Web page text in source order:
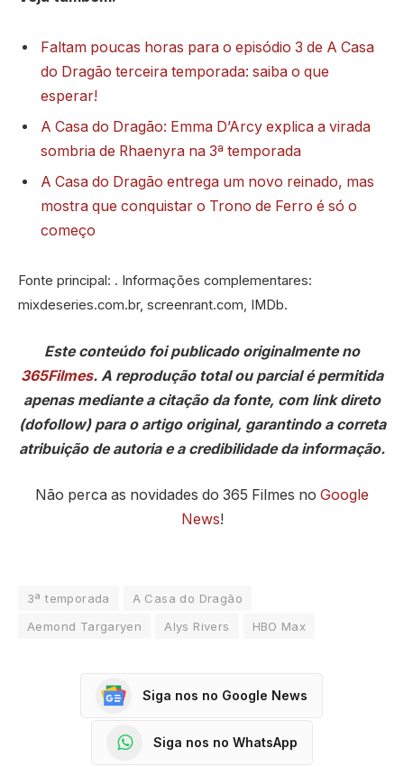
Faltam poucas horas para o episódio 3 de A Casa
do Dragão terceira temporada: saiba o que
esperar!
A Casa do Dragão: Emma D’Arcy explica a virada
sombria de Rhaenyra na 3ª temporada
A Casa do Dragão entrega um novo reinado, mas
mostra que conquistar o Trono de Ferro é só o
começo
Fonte principal: . Informações complementares:
mixdeseries.com.br, screenrant.com, IMDb.
Este conteúdo foi publicado originalmente no
365Filmes. A reprodução total ou parcial é permitida
apenas mediante a citação da fonte, com link direto
(dofollow) para o artigo original, garantindo a correta
atribuição de autoria e a credibilidade da informação.
Não perca as novidades do 365 Filmes no Google
News!
3ª temporada
A Casa do Dragão
Aemond Targaryen
Alys Rivers HBO Max
Siga nos no Google News
Siga nos no WhatsApp